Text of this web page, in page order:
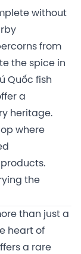
without
from
the spice in
Quốc fish
a
heritage.
where
the
than just a
heart of
a rare